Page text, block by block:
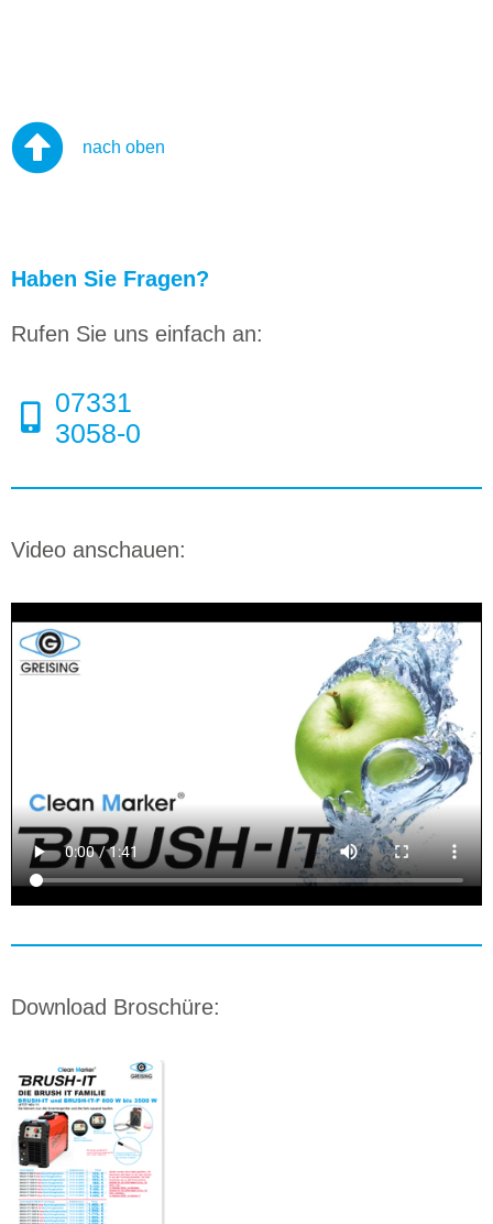
nach oben
Haben Sie Fragen?
Rufen Sie uns einfach an:
07331
3058-0
Video anschauen:
Download Broschüre: